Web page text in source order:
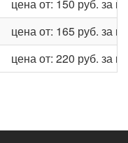
цена от: 150 руб. за кг
цена от: 165 руб. за кг
цена от: 220 руб. за кг